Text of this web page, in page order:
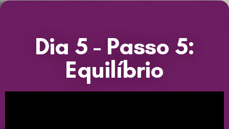
Dia 5 - Passo 5:
Equilíbrio